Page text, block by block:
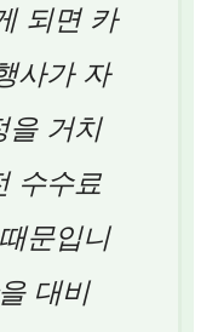
되면 카
사가 자
을 거치
수수료
문입니
대비